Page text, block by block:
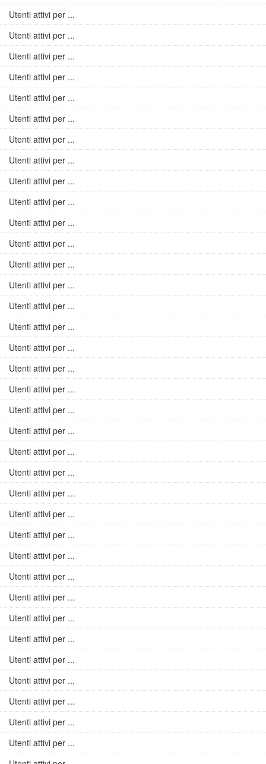
Utenti attivi per ...
Utenti attivi per ...
Utenti attivi per ...
Utenti attivi per ...
Utenti attivi per ...
Utenti attivi per ...
Utenti attivi per ...
Utenti attivi per ...
Utenti attivi per ...
Utenti attivi per ...
Utenti attivi per ...
Utenti attivi per ...
Utenti attivi per ...
Utenti attivi per ...
Utenti attivi per ...
Utenti attivi per ...
Utenti attivi per ...
Utenti attivi per ...
Utenti attivi per ...
Utenti attivi per ...
Utenti attivi per ...
Utenti attivi per ...
Utenti attivi per ...
Utenti attivi per ...
Utenti attivi per ...
Utenti attivi per ...
Utenti attivi per ...
Utenti attivi per ...
Utenti attivi per ...
Utenti attivi per ...
Utenti attivi per ...
Utenti attivi per ...
Utenti attivi per ...
Utenti attivi per ...
Utenti attivi per ...
Utenti attivi per ...